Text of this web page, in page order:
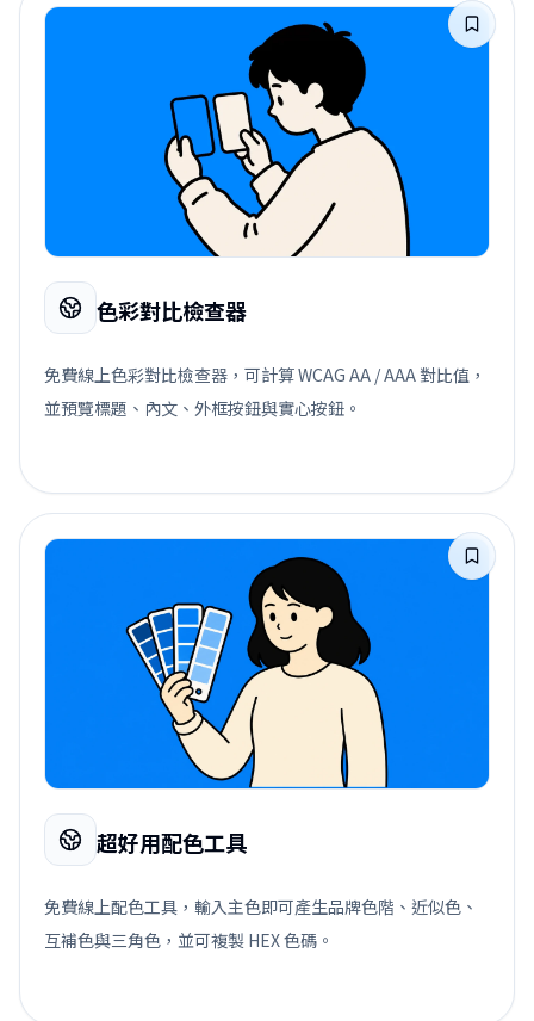
色彩對比檢查器
免費線上色彩對比檢查器，可計算 WCAG AA / AAA 對比值，
並預覽標題、內文、外框按鈕與實心按鈕。
超好用配色工具
免費線上配色工具，輸入主色即可產生品牌色階、近似色、
互補色與三角色，並可複製 HEX 色碼。